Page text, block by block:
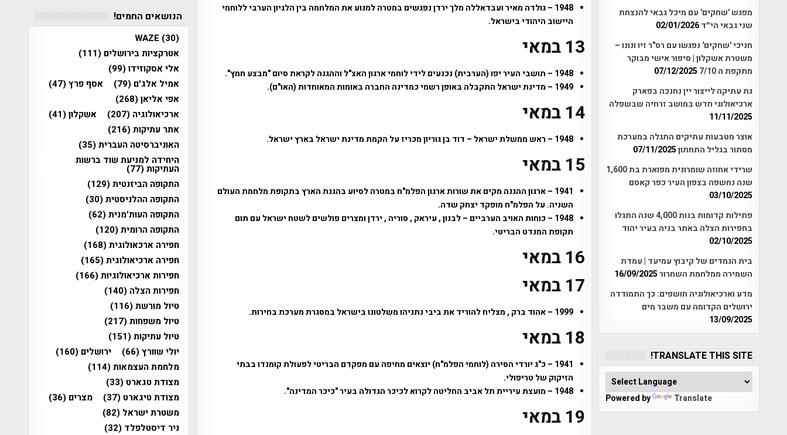
1948 – גולדה מאיר ועבדאללה מלך ירדן נפגשים במטרה למנוע את המלחמה בין הלגיון הערבי ללוחמי
היישוב היהודי בישראל.
13 במאי
1948 – תושבי העיר יפו (הערבית) נכנעים לידי לוחמי ארגון האצ"ל וההגנה לקראת סיום "מבצע חמץ".
1949 – מדינת ישראל התקבלה באופן רשמי כמדינה החברה באומות המאוחדות (האו"ם).
14 במאי
1948 – ראש ממשלת ישראל – דוד בן גוריון מכריז על הקמת מדינת ישראל בארץ ישראל.
15 במאי
1941 – ארגון ההגנה מקים את שורות ארגון הפלמ"ח במטרה לסיוע בהגנת הארץ בתקופת מלחמת העולם
השניה. על הפלמ"ח מופקד יצחק שדה.
1948 – כוחות האויב הערביים – לבנון , עיראק , סוריה , ירדן ומצרים פולשים לשטח ישראל עם תום
תקופת המנדט הבריטי.
16 במאי
17 במאי
1999 – אהוד ברק , מצליח להוריד את ביבי נתניהו משלטונו בישראל במסגרת מערכת בחירות.
18 במאי
1941 – כ"ג יורדי הסירה (לוחמי הפלמ"ח) יוצאים מחיפה עם מפקדם הבריטי לפעולת קומנדו בבתי
הזיקוק של טריפולי.
1948 – מועצת עיריית תל אביב החליטה לקרוא לכיכר הגדולה בעיר "כיכר המדינה".
19 במאי
מפגש 'שחקים' עם מיכל גבאי להנצחת
שני גבאי הי״ד02/01/2026
חניכי 'שחקים' נפגשו עם רס"ר זיו ונונו –
משטרת אשקלון | סיפור אישי מבוקר
מתקפת ה 7/10
07/12/2025
גת עתיקה לייצור יין נחנכה בפארק
ארכיאולוגי חדש במושב זרחיה שבשפלה
11/11/2025
אוצר מטבעות עתיקים התגלה במערכת
מסתור בגליל התחתון07/11/2025
שרידי אחוזה שומרונית מפוארת בת 1,600
שנה נחשפה בצפון העיר כפר קאסם
03/10/2025
פתילות קדומות בנות 4,000 שנה התגלו
בחפירות הצלה באתר בניה בעיר יהוד
02/10/2025
בית הגמדים של קיבוץ עמיעד | עמדת
השמירה ממלחמת השחרור16/09/2025
מדע וארכיאולוגיה חושפים: כך התמודדה
ירושלים הקדומה עם משבר מים
13/09/2025
TRANSLATE THIS SITE!
Powered by Translate
הנושאים החמים!
WAZE (30)
אטרקציות בירושלים (111)
אלי אסקוזידו(99)
אמיל אלג'ם (79) אסף פרץ(47)
אפי אליאן(268)
ארכיאולוגיה (207) אשקלון(41)
אתר עתיקות(216)
האוניברסיטה העברית(35)
היחידה למניעת שוד ברשות
העתיקות(77)
התקופה הביזנטית(129)
התקופה ההלניסטית(30)
התקופה העות'מנית(62)
התקופה הרומית(120)
חפירה ארכאולוגית(168)
חפירה ארכיאולוגית(165)
חפירות ארכיאולוגיות(166)
חפירות הצלה (140)
טיול מורשת(116)
טיול משפחות(217)
טיול עתיקות(151)
יולי שוורץ(66) ירושלים (160)
מלחמת העצמאות(114)
מצודת טגארט (33)
מצודת טיגארט (37) מצרים (36)
משטרת ישראל (82)
ניר דיסטלפלד (32)